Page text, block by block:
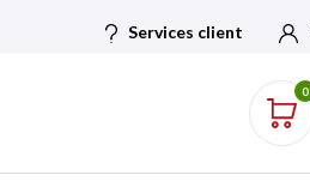
Services client
0